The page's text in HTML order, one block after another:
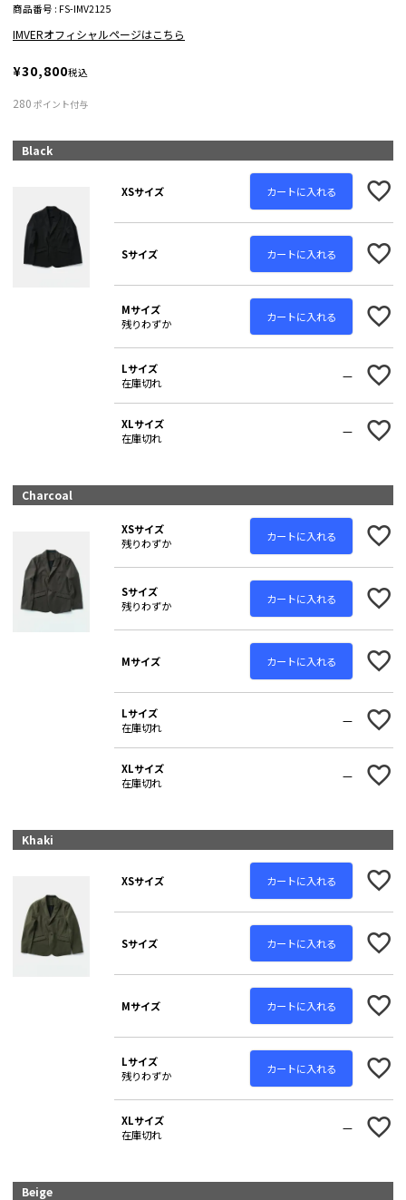
商品番号 FS-IMV2125
IMVERオフィシャルページはこちら
¥30,800税込
280 ポイント付与
Black
XSサイズ カートに入れる
Sサイズ カートに入れる
Mサイズ
残りわずか
カートに入れる
Lサイズ
在庫切れ
—
XLサイズ
在庫切れ
—
Charcoal
XSサイズ
残りわずか
カートに入れる
Sサイズ
残りわずか
カートに入れる
Mサイズ カートに入れる
Lサイズ
在庫切れ
—
XLサイズ
在庫切れ
—
Khaki
XSサイズ カートに入れる
Sサイズ カートに入れる
Mサイズ カートに入れる
Lサイズ
残りわずか
カートに入れる
XLサイズ
在庫切れ
—
Beige